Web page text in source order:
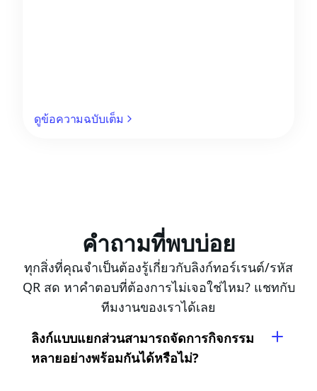
ดูข้อความฉบับเต็ม
คำถามที่พบบ่อย
ทุกสิ่งที่คุณจำเป็นต้องรู้เกี่ยวกับลิงก์ทอร์เรนต์/รหัส
QR สด หาคำตอบที่ต้องการไม่เจอใช่ไหม? แชทกับ
ทีมงานของเราได้เลย
ลิงก์แบบแยกส่วนสามารถจัดการกิจกรรม
หลายอย่างพร้อมกันได้หรือไม่?